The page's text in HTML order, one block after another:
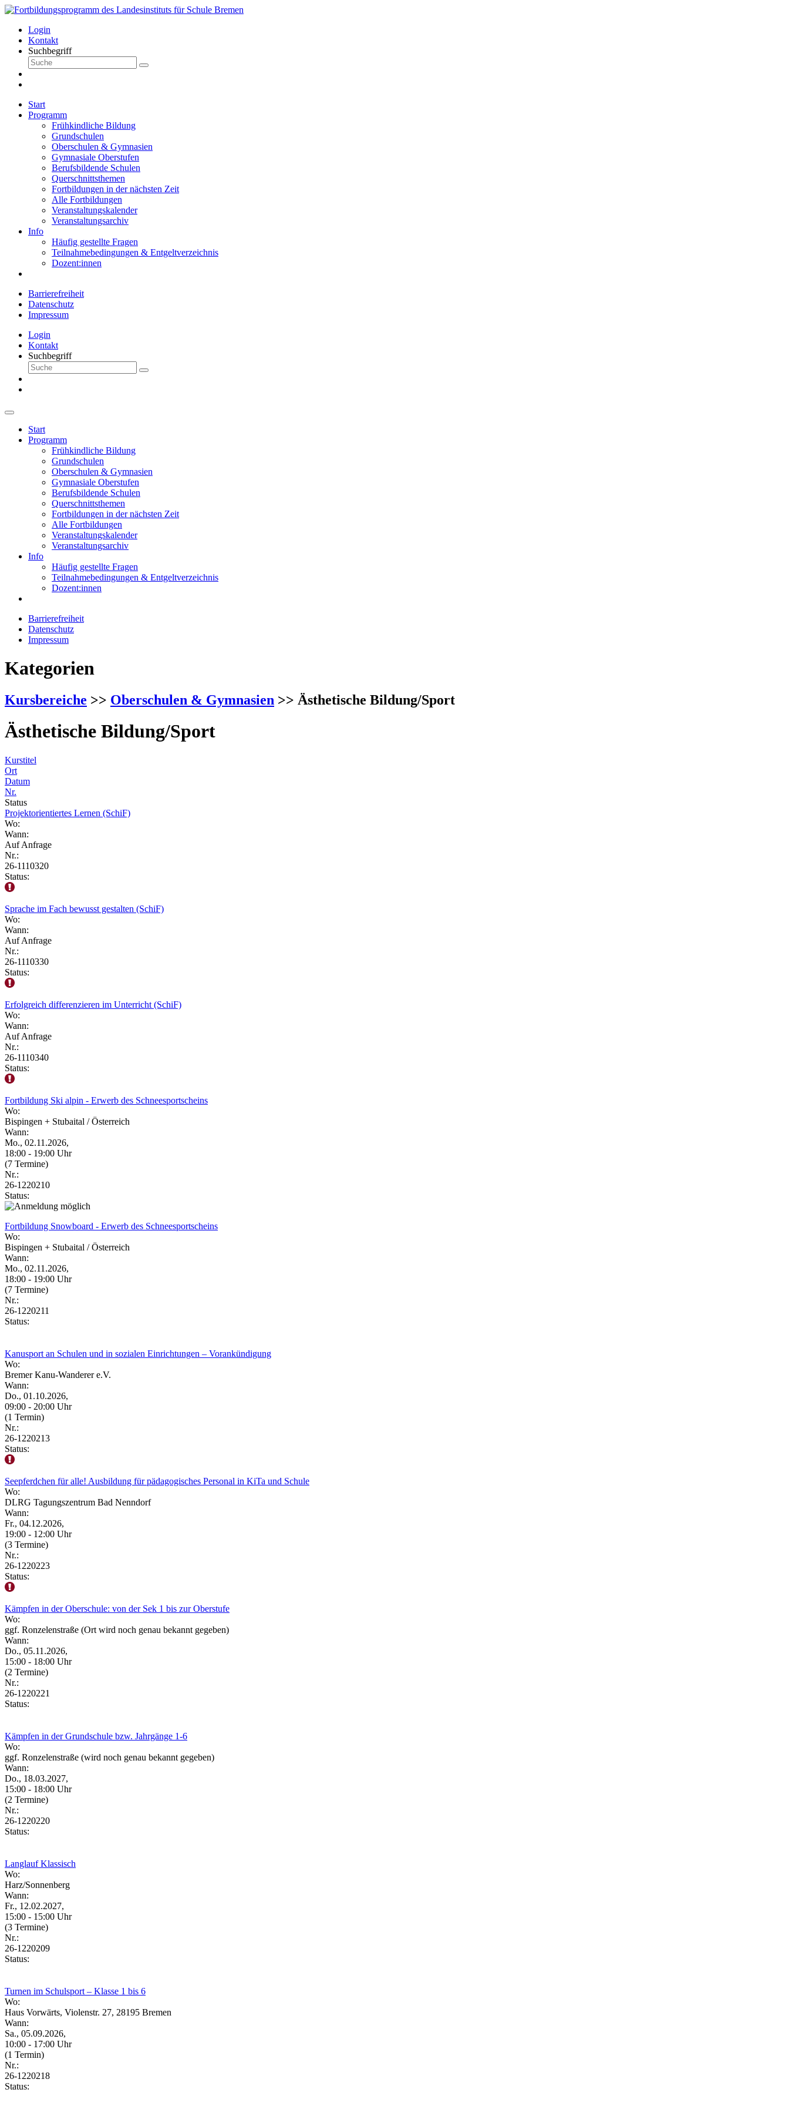
Login
Kontakt
Suchbegriff
Start
Programm
Frühkindliche Bildung
Grundschulen
Oberschulen & Gymnasien
Gymnasiale Oberstufen
Berufsbildende Schulen
Querschnittsthemen
Fortbildungen in der nächsten Zeit
Alle Fortbildungen
Veranstaltungskalender
Veranstaltungsarchiv
Info
Häufig gestellte Fragen
Teilnahmebedingungen & Entgeltverzeichnis
Dozent:innen
Barrierefreiheit
Datenschutz
Impressum
Login
Kontakt
Suchbegriff
Start
Programm
Frühkindliche Bildung
Grundschulen
Oberschulen & Gymnasien
Gymnasiale Oberstufen
Berufsbildende Schulen
Querschnittsthemen
Fortbildungen in der nächsten Zeit
Alle Fortbildungen
Veranstaltungskalender
Veranstaltungsarchiv
Info
Häufig gestellte Fragen
Teilnahmebedingungen & Entgeltverzeichnis
Dozent:innen
Barrierefreiheit
Datenschutz
Impressum
Kategorien
Kursbereiche >> Oberschulen & Gymnasien >> Ästhetische Bildung/Sport
Ästhetische Bildung/Sport
Kurstitel
Ort
Datum
Nr.
Status
Projektorientiertes Lernen (SchiF)
Wo:
Wann:
Auf Anfrage
Nr.:
26-1110320
Status:
Sprache im Fach bewusst gestalten (SchiF)
Wo:
Wann:
Auf Anfrage
Nr.:
26-1110330
Status:
Erfolgreich differenzieren im Unterricht (SchiF)
Wo:
Wann:
Auf Anfrage
Nr.:
26-1110340
Status:
Fortbildung Ski alpin - Erwerb des Schneesportscheins
Wo:
Bispingen + Stubaital / Österreich
Wann:
Mo., 02.11.2026,
18:00 - 19:00 Uhr
(7 Termine)
Nr.:
26-1220210
Status:
Fortbildung Snowboard - Erwerb des Schneesportscheins
Wo:
Bispingen + Stubaital / Österreich
Wann:
Mo., 02.11.2026,
18:00 - 19:00 Uhr
(7 Termine)
Nr.:
26-1220211
Status:
Kanusport an Schulen und in sozialen Einrichtungen – Vorankündigung
Wo:
Bremer Kanu-Wanderer e.V.
Wann:
Do., 01.10.2026,
09:00 - 20:00 Uhr
(1 Termin)
Nr.:
26-1220213
Status:
Seepferdchen für alle! Ausbildung für pädagogisches Personal in KiTa und Schule
Wo:
DLRG Tagungszentrum Bad Nenndorf
Wann:
Fr., 04.12.2026,
19:00 - 12:00 Uhr
(3 Termine)
Nr.:
26-1220223
Status:
Kämpfen in der Oberschule: von der Sek 1 bis zur Oberstufe
Wo:
ggf. Ronzelenstraße (Ort wird noch genau bekannt gegeben)
Wann:
Do., 05.11.2026,
15:00 - 18:00 Uhr
(2 Termine)
Nr.:
26-1220221
Status:
Kämpfen in der Grundschule bzw. Jahrgänge 1-6
Wo:
ggf. Ronzelenstraße (wird noch genau bekannt gegeben)
Wann:
Do., 18.03.2027,
15:00 - 18:00 Uhr
(2 Termine)
Nr.:
26-1220220
Status:
Langlauf Klassisch
Wo:
Harz/Sonnenberg
Wann:
Fr., 12.02.2027,
15:00 - 15:00 Uhr
(3 Termine)
Nr.:
26-1220209
Status:
Turnen im Schulsport – Klasse 1 bis 6
Wo:
Haus Vorwärts, Violenstr. 27, 28195 Bremen
Wann:
Sa., 05.09.2026,
10:00 - 17:00 Uhr
(1 Termin)
Nr.:
26-1220218
Status: